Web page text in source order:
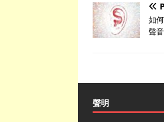
如
聲
聲明